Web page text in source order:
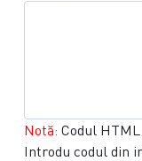
Notă: Codul
Introdu codul din